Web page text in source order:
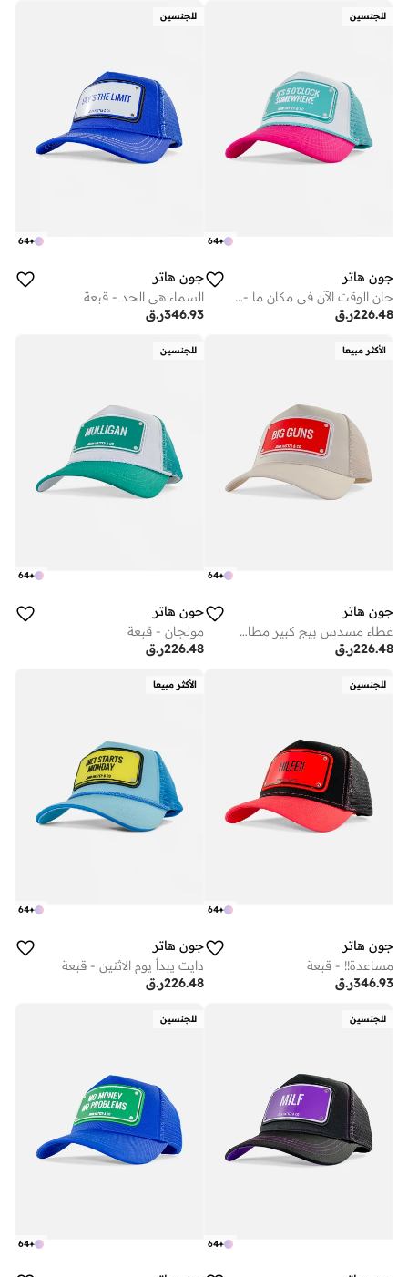
للجنسين
+
64
جون هاتر
حان الوقت الآن في مكان ما - قبعة
ر.ق226.48
للجنسين
+
64
جون هاتر
السماء هي الحد - قبعة
ر.ق346.93
الأكثر مبيعا
+
64
جون هاتر
غطاء مسدس بيج كبير مطاطي
ر.ق226.48
للجنسين
+
64
جون هاتر
مولجان - قبعة
ر.ق226.48
للجنسين
+
64
جون هاتر
مساعدة!! - قبعة
ر.ق346.93
الأكثر مبيعا
+
64
جون هاتر
دايت يبدأ يوم الاثنين - قبعة
ر.ق226.48
للجنسين
+
64
للجنسين
+
64